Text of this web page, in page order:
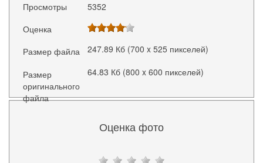
Просмотры
5352
Оценка
Размер файла
247.89 Кб (700 x 525 пикселей)
Размер
оригинального
файла
64.83 Кб (800 x 600 пикселей)
Оценка фото